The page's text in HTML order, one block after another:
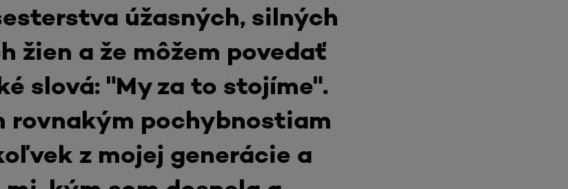
úžasných, silných
žien a že môžem povedať
slová: "My za to stojíme".
rovnakým pochybnostiam
z mojej generácie a